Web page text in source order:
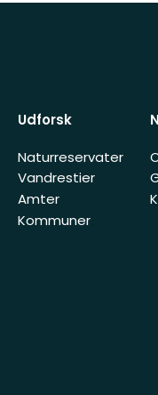
Udforsk
Naturreservater
Vandrestier
Amter
Kommuner